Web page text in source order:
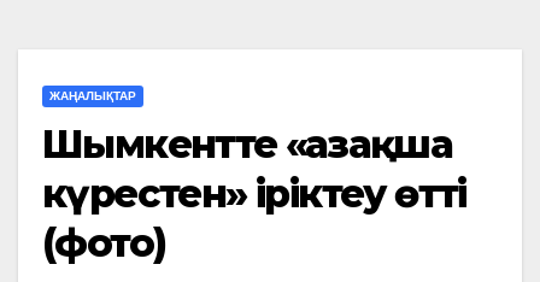
ЖАҢАЛЫҚТАР
Шымкентте «Қазақша
күрестен» іріктеу өтті
(фото)